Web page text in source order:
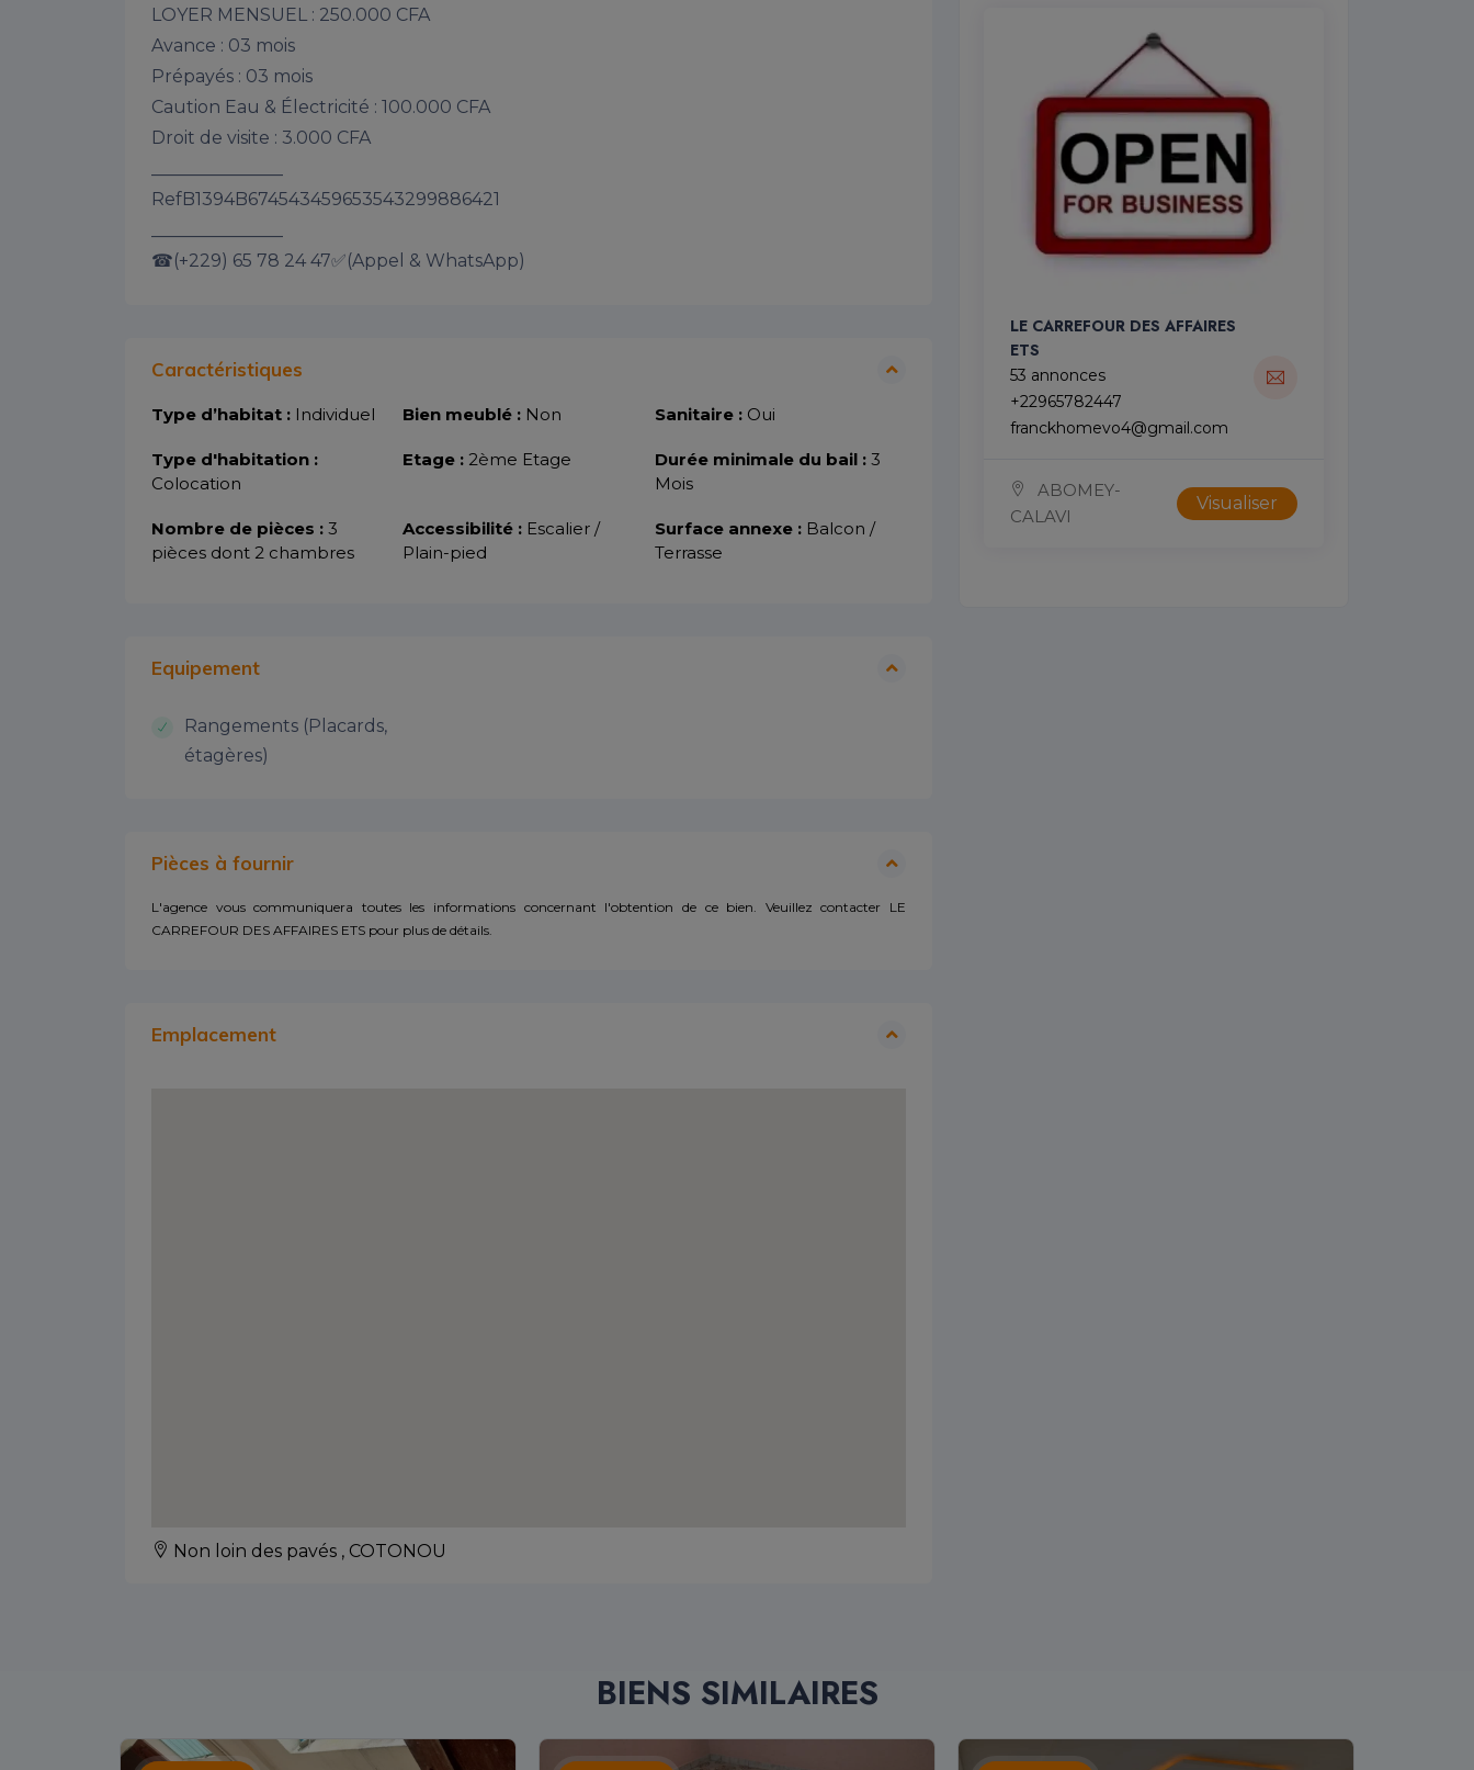
LOYER MENSUEL : 250.000 CFA
Avance : 03 mois
Prépayés : 03 mois
Caution Eau & Électricité : 100.000 CFA
Droit de visite : 3.000 CFA
RefB1394B674543459653543299886421
☎(+229) 65 78 24 47✅(Appel & WhatsApp)
Caractéristiques
Type d’habitat : Individuel Bien meublé : Non Sanitaire : Oui
Type d'habitation :
Colocation
Etage : 2ème Etage Durée minimale du bail : 3
Mois
Nombre de pièces : 3
pièces dont 2 chambres
Accessibilité : Escalier /
Plain-pied
Surface annexe : Balcon /
Terrasse
Equipement
Rangements (Placards,
étagères)
Pièces à fournir
L'agence vous communiquera toutes les informations concernant l'obtention de ce bien. Veuillez contacter LE
CARREFOUR DES AFFAIRES ETS pour plus de détails.
Emplacement
Non loin des pavés , COTONOU
LE CARREFOUR DES AFFAIRES
ETS
53 annonces
+22965782447
franckhomevo4@gmail.com
ABOMEY-
CALAVI
Visualiser
BIENS SIMILAIRES